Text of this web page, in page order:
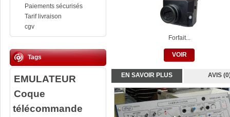
Paiements sécurisés
Tarif livraison
cgv
Tags
EMULATEUR
Coque
télécommande
Forfait...
VOIR
EN SAVOIR PLUS AVIS